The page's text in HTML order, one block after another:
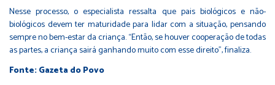
Nesse processo, o especialista ressalta que pais biológicos e não-
biológicos devem ter maturidade para lidar com a situação, pensando
sempre no bem-estar da criança. “Então, se houver cooperação de todas
as partes, a criança sairá ganhando muito com esse direito”, finaliza.
Fonte: Gazeta do Povo